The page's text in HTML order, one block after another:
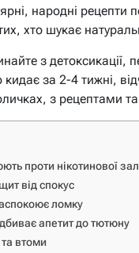
народні
хто шукає
з детоксикації,
кидає за 2-4 тижні,
з рецептами
проти нікотинової
від спокус
ломку
апетит до тютюну
втоми